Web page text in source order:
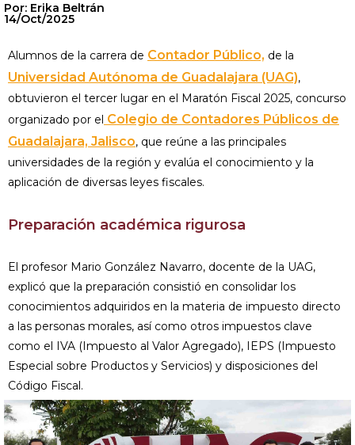
Por: Erika Beltrán
14/Oct/2025
Alumnos de la carrera de Contador Público, de la
Universidad Autónoma de Guadalajara (UAG),
obtuvieron el tercer lugar en el Maratón Fiscal 2025, concurso
organizado por el Colegio de Contadores Públicos de
Guadalajara, Jalisco, que reúne a las principales
universidades de la región y evalúa el conocimiento y la
aplicación de diversas leyes fiscales.
Preparación académica rigurosa
El profesor Mario González Navarro, docente de la UAG,
explicó que la preparación consistió en consolidar los
conocimientos adquiridos en la materia de impuesto directo
a las personas morales, así como otros impuestos clave
como el IVA (Impuesto al Valor Agregado), IEPS (Impuesto
Especial sobre Productos y Servicios) y disposiciones del
Código Fiscal.